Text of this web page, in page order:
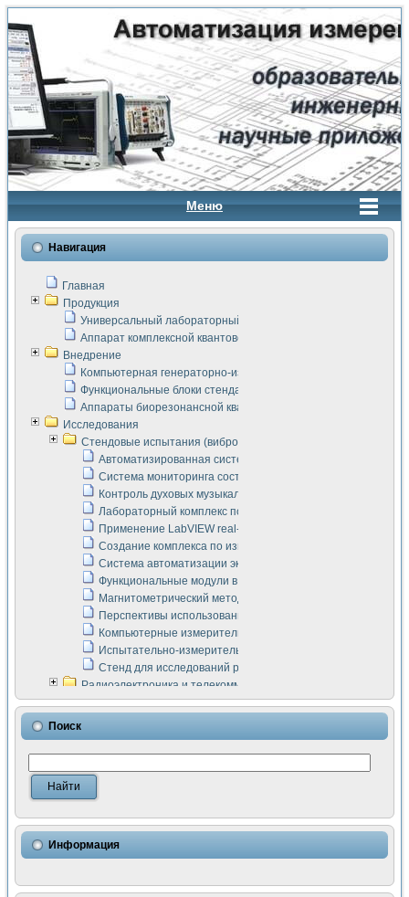
Меню
Навигация
Главная
Продукция
Универсальный лабораторный стенд "Сигнал-USB"
Аппарат комплексной квантовой терапии Интроскан
Внедрение
Компьютерная генераторно-измерительная система
Функциональные блоки стенда "Сигнал-USB"
Аппараты биорезонансной квантовой терапии серии СКАН
Исследования
Стендовые испытания (виброакустика, тензометрия и т.п.)
Автоматизированная система измерения параметров
Система мониторинга состояния тяговых
Контроль духовых музыкальных инструментов
Лабораторный комплекс по исследованию элементной
Применение LabVIEW real-time module для
Создание комплекса по измерению скорости подвижного
Система автоматизации экспериментальных
Функциональные модули в стандарте Nl SCXI для
Магнитометрический метод в дефектоскопии сварных
Перспективы использования машинного зрения в
Компьютерные измерительные системы для
Испытательно-измерительный комплекс аппаратуры для
Стенд для исследований рабочих процессов ДВС в
Радиоэлектроника и телекоммуникации
LabVIEW в расчетах радиолиний систем передачи данных
Аппаратно-программный комплекс для исследования
Виртуальный лабораторный стенд для исследования
Измерение шумовых параметров операционных
Измерительный преобразователь на основе цифровой
Использование NI LabVIEW для математического
Исследовние возможности создания измерителя ВАХ
Математическое моделирование генератора сигналов -
Применение осциллографического модуля с высоким
Поиск
Информация